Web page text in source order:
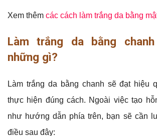
Xem thêm các cách làm trắng da bằng
Làm trắng da bằng
những gì?
Làm trắng da bằng chanh sẽ đạt hiệu
thực hiện đúng cách. Ngoài việc tạo
như hướng dẫn phía trên, bạn sẽ cần
điều sau đây: